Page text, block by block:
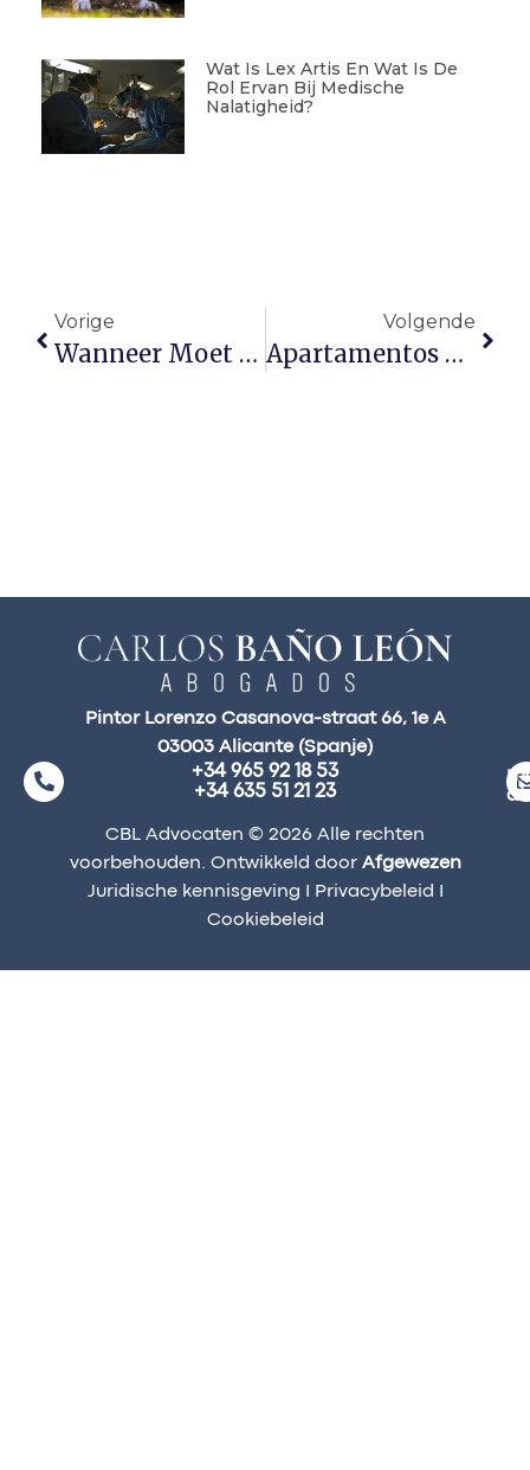
Wat Is Lex Artis En Wat Is De
Rol Ervan Bij Medische
Nalatigheid?
Vorige
Wanneer Moet Je Juridische Stappen Ondernemen Wegens Het Niet Betalen Van De Huur?
Volgende
Apartamentos Turísticos, Devolución A Compradores De Cantidades Anticipadas Por Falta De Aval
Pintor Lorenzo Casanova-straat 66, 1e A
03003 Alicante (Spanje)
+34 965 92 18 53
+34 635 51 21 23
CBL Advocaten © 2026 Alle rechten
voorbehouden. Ontwikkeld door Afgewezen
Juridische kennisgeving
Privacybeleid
Cookiebeleid